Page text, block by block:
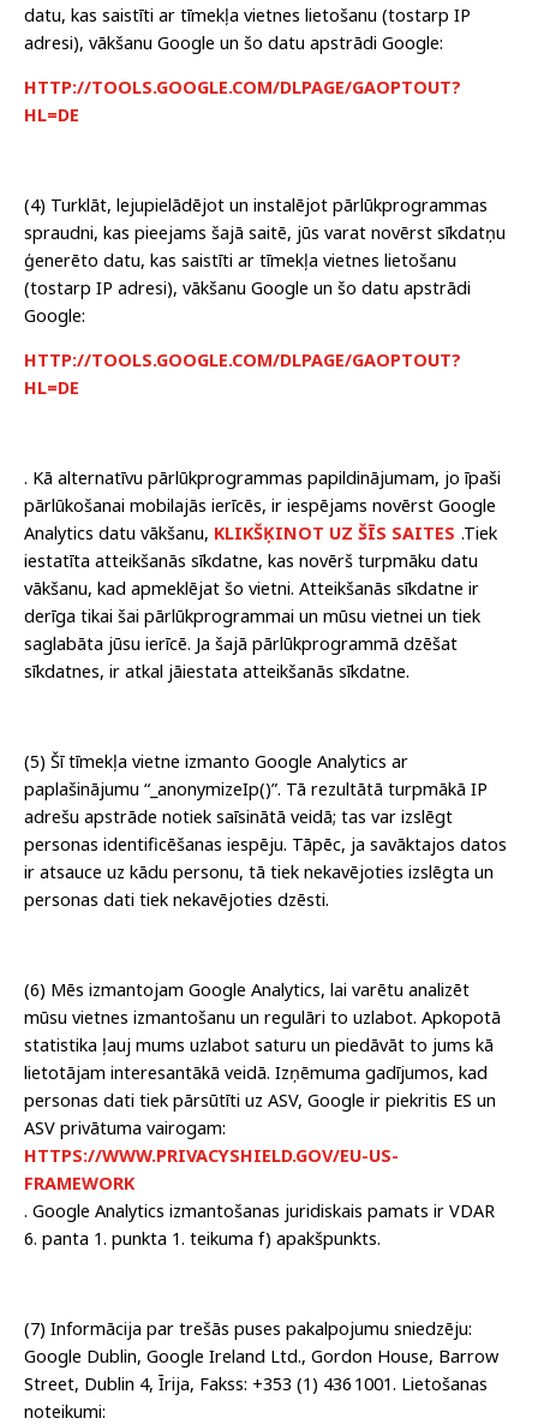
datu, kas saistīti ar tīmekļa vietnes lietošanu (tostarp IP
adresi), vākšanu Google un šo datu apstrādi Google:
HTTP://TOOLS.GOOGLE.COM/DLPAGE/GAOPTOUT?
HL=DE
(4) Turklāt, lejupielādējot un instalējot pārlūkprogrammas
spraudni, kas pieejams šajā saitē, jūs varat novērst sīkdatņu
ģenerēto datu, kas saistīti ar tīmekļa vietnes lietošanu
(tostarp IP adresi), vākšanu Google un šo datu apstrādi
Google:
HTTP://TOOLS.GOOGLE.COM/DLPAGE/GAOPTOUT?
HL=DE
. Kā alternatīvu pārlūkprogrammas papildinājumam, jo īpaši
pārlūkošanai mobilajās ierīcēs, ir iespējams novērst Google
Analytics datu vākšanu, KLIKŠĶINOT UZ ŠĪS SAITES .Tiek
iestatīta atteikšanās sīkdatne, kas novērš turpmāku datu
vākšanu, kad apmeklējat šo vietni. Atteikšanās sīkdatne ir
derīga tikai šai pārlūkprogrammai un mūsu vietnei un tiek
saglabāta jūsu ierīcē. Ja šajā pārlūkprogrammā dzēšat
sīkdatnes, ir atkal jāiestata atteikšanās sīkdatne.
(5) Šī tīmekļa vietne izmanto Google Analytics ar
paplašinājumu “_anonymizeIp()”. Tā rezultātā turpmākā IP
adrešu apstrāde notiek saīsinātā veidā; tas var izslēgt
personas identificēšanas iespēju. Tāpēc, ja savāktajos datos
ir atsauce uz kādu personu, tā tiek nekavējoties izslēgta un
personas dati tiek nekavējoties dzēsti.
(6) Mēs izmantojam Google Analytics, lai varētu analizēt
mūsu vietnes izmantošanu un regulāri to uzlabot. Apkopotā
statistika ļauj mums uzlabot saturu un piedāvāt to jums kā
lietotājam interesantākā veidā. Izņēmuma gadījumos, kad
personas dati tiek pārsūtīti uz ASV, Google ir piekritis ES un
ASV privātuma vairogam:
HTTPS://WWW.PRIVACYSHIELD.GOV/EU-US-
FRAMEWORK
. Google Analytics izmantošanas juridiskais pamats ir VDAR
6. panta 1. punkta 1. teikuma f) apakšpunkts.
(7) Informācija par trešās puses pakalpojumu sniedzēju:
Google Dublin, Google Ireland Ltd., Gordon House, Barrow
Street, Dublin 4, Īrija, Fakss: +353 (1) 436 1001. Lietošanas
noteikumi: